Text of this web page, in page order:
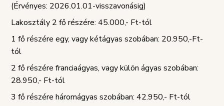
(Érvényes: 2026.01.01-visszavonásig)
Lakosztály 2 fő részére: 45.000,- Ft-tól
1 fő részére egy, vagy kétágyas szobában: 20.950,-Ft-
tól
2 fő részére franciaágyas, vagy külön ágyas szobában:
28.950,- Ft-tól
3 fő részére háromágyas szobában: 42.950,- Ft-tól